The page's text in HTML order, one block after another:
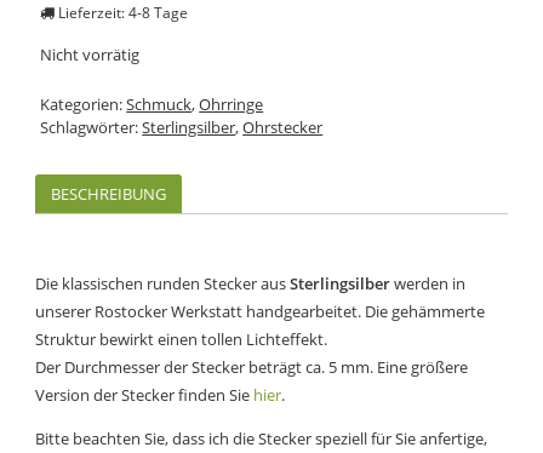
Lieferzeit: 4-8 Tage
Nicht vorrätig
Kategorien:Schmuck,Ohrringe
Schlagwörter:Sterlingsilber,Ohrstecker
BESCHREIBUNG
Die klassischen runden Stecker ausSterlingsilberwerden in
unserer Rostocker Werkstatt handgearbeitet. Die gehämmerte
Struktur bewirkt einen tollen Lichteffekt.
Der Durchmesser der Stecker beträgt ca. 5 mm. Eine größere
Version der Stecker finden Sie hier.
Bitte beachten Sie, dass ich die Stecker speziell für Sie anfertige,